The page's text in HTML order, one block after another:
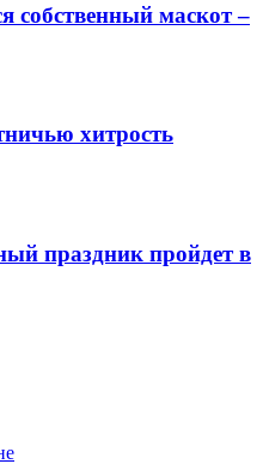
собственный маскот –
хитрость
праздник пройдет в